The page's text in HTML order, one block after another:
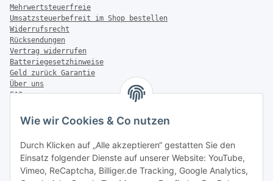
Wie wir Cookies & Co nutzen
Durch Klicken auf „Alle akzeptieren“ gestatten Sie den
Einsatz folgender Dienste auf unserer Website: YouTube,
Vimeo, ReCaptcha, Billiger.de Tracking, Google Analytics,
Mehrwertsteuerfreie
Umsatzsteuerbefreit im Shop bestellen
Widerrufsrecht
Rücksendungen
Vertrag widerrufen
Batteriegesetzhinweise
Geld zurück Garantie
Über uns
FAQ
Zahlung & Versand